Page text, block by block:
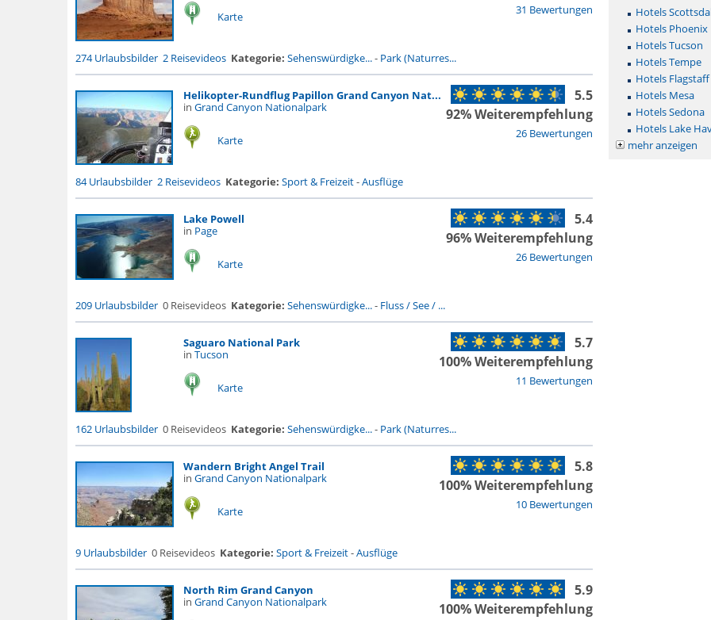
Karte 31 Bewertungen
274 Urlaubsbilder 2 Reisevideos Kategorie: Sehenswürdigke...- Park (Naturres...
Helikopter-Rundflug Papillon Grand Canyon Nat...
in Grand Canyon Nationalpark
Karte 26 Bewertungen
5.5
92% Weiterempfehlung
84 Urlaubsbilder 2 Reisevideos Kategorie: Sport & Freizeit-Ausflüge
Lake Powell
in Page
Karte 26 Bewertungen
5.4
96% Weiterempfehlung
209 Urlaubsbilder 0 Reisevideos Kategorie: Sehenswürdigke...- Fluss / See / ...
Saguaro National Park
in Tucson
Karte 11 Bewertungen
5.7
100% Weiterempfehlung
162 Urlaubsbilder 0 Reisevideos Kategorie: Sehenswürdigke...- Park (Naturres...
Wandern Bright Angel Trail
in Grand Canyon Nationalpark
Karte 10 Bewertungen
5.8
100% Weiterempfehlung
9 Urlaubsbilder 0 Reisevideos Kategorie: Sport & Freizeit-Ausflüge
North Rim Grand Canyon
in Grand Canyon Nationalpark
5.9
100% Weiterempfehlung
Hotels
Hotels Phoenix
Hotels Tucson
Hotels Tempe
Hotels Flagstaff
Hotels Mesa
Hotels Sedona
Hotels Lake
mehr anzeigen